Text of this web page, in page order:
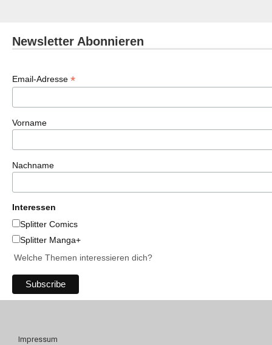
Newsletter Abonnieren
Email-Adresse *
Vorname
Nachname
Interessen
Splitter Comics
Splitter Manga+
Welche Themen interessieren dich?
Impressum